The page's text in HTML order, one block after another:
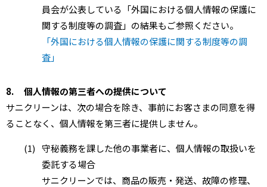
員会が公表している「外国における個人情報の保護に
関する制度等の調査」の結果もご参照ください。
「外国における個人情報の保護に関する制度等の調
査」
8.
個人情報の第三者への提供について
サニクリーンは、次の場合を除き、事前にお客さまの同意を得
ることなく、個人情報を第三者に提供しません。
(1) 守秘義務を課した他の事業者に、個人情報の取扱いを
委託する場合
サニクリーンでは、商品の販売・発送、故障の修理、